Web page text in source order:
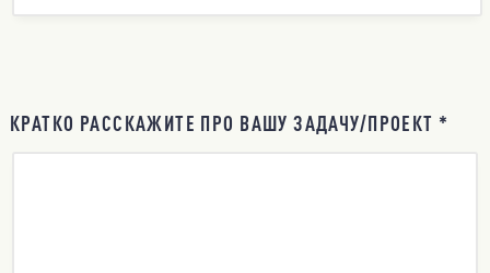
КРАТКО РАССКАЖИТЕ ПРО ВАШУ ЗАДАЧУ/ПРОЕКТ *